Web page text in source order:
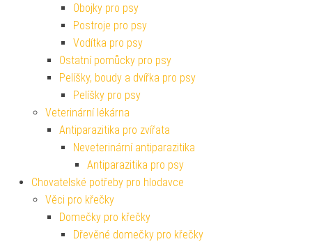
Obojky pro psy
Postroje pro psy
Vodítka pro psy
Ostatní pomůcky pro psy
Pelíšky, boudy a dvířka pro psy
Pelíšky pro psy
Veterinární lékárna
Antiparazitika pro zvířata
Neveterinární antiparazitika
Antiparazitika pro psy
Chovatelské potřeby pro hlodavce
Věci pro křečky
Domečky pro křečky
Dřevěné domečky pro křečky